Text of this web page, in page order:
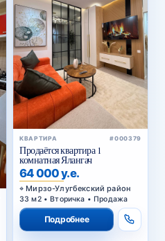
КВАРТИРА #000379
Продаётся квартира 1
комнатная Ялангач
64 000 у.е.
Мирзо-Улугбекский район
33 м2 • Вторичка • Продажа
Подробнее